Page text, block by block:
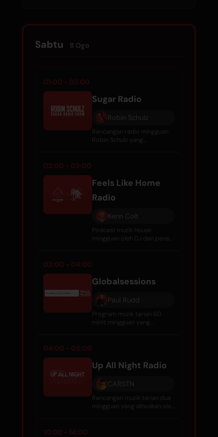
Sabtu 8 Ogo
01:00 - 02:00
Sugar Radio
Robin Schulz
Rancangan radio mingguan
Robin Schulz yang
02:00 - 03:00
Feels Like Home
Radio
Kenn Colt
Podcast muzik house
mingguan oleh DJ dan pener
03:00 - 04:00
Globalsessions
Paul Rudd
Program muzik tarian 60
minit mingguan yang
dunia.
04:00 - 05:00
Up All Night Radio
CARSTN
Rancangan muzik tarian dua
mingguan yang dihoskan oleh
10:00 - 14:00